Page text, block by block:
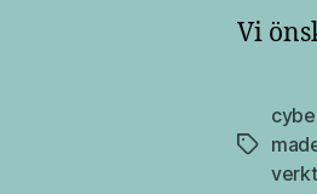
Vi
Etiketter